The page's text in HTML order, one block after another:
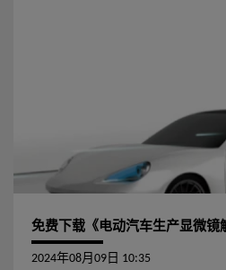
免费下载《电动汽车生产显微镜
2024年08月09日 10:35